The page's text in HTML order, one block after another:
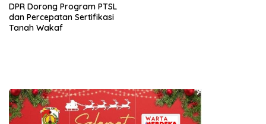
DPR Dorong Program PTSL
dan Percepatan Sertifikasi
Tanah Wakaf